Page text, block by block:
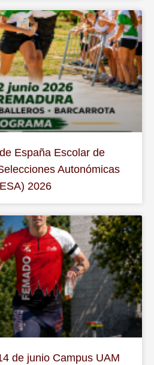
España Escolar de
Autonómicas
2026
de junio Campus UAM